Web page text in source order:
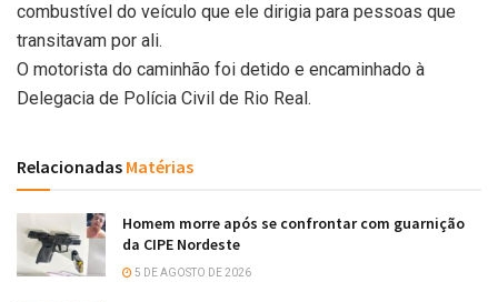
combustível do veículo que ele dirigia para pessoas que
transitavam por ali.
O motorista do caminhão foi detido e encaminhado à
Delegacia de Polícia Civil de Rio Real.
Relacionadas Matérias
Homem morre após se confrontar com guarnição
da CIPE Nordeste
5 DE AGOSTO DE 2026